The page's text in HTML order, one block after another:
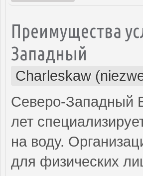
Преимущества
Западный
Charleskaw
Северо-Западный
лет
на воду.
для физических